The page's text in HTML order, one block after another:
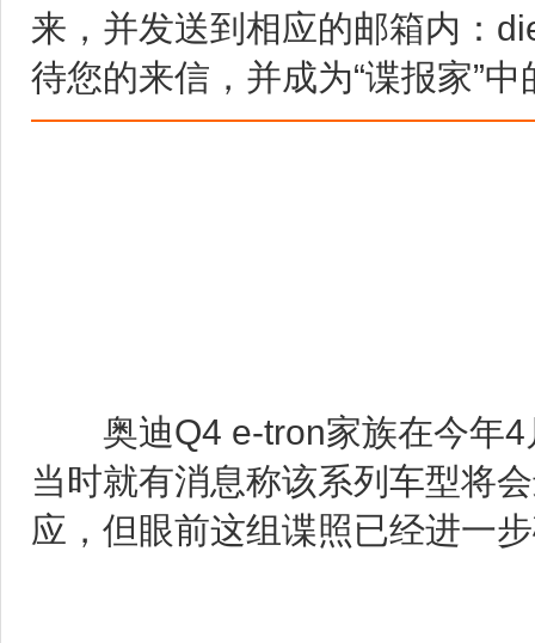
来，并发送到相应的邮箱内：
待您的来信，并成为“谍报家”中
奥迪Q4 e-tron家族在今年4
当时就有消息称该系列车型将
应，但眼前这组谍照已经进一